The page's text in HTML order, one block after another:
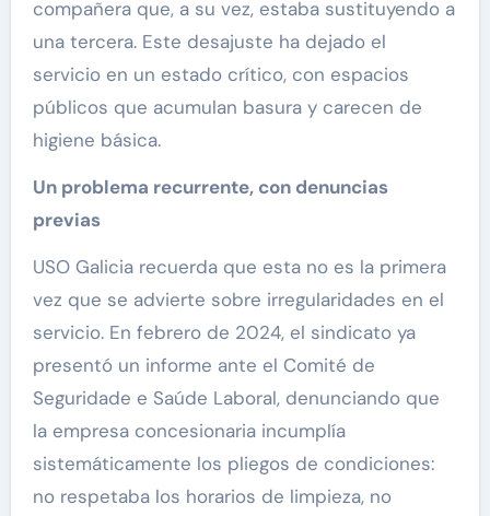
compañera que, a su vez, estaba sustituyendo a
una tercera. Este desajuste ha dejado el
servicio en un estado crítico, con espacios
públicos que acumulan basura y carecen de
higiene básica.
Un problema recurrente, con denuncias
previas
USO Galicia recuerda que esta no es la primera
vez que se advierte sobre irregularidades en el
servicio. En febrero de 2024, el sindicato ya
presentó un informe ante el Comité de
Seguridade e Saúde Laboral, denunciando que
la empresa concesionaria incumplía
sistemáticamente los pliegos de condiciones:
no respetaba los horarios de limpieza, no